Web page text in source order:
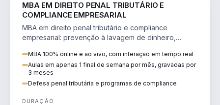
MBA EM DIREITO PENAL TRIBUTÁRIO E
COMPLIANCE EMPRESARIAL
MBA em direito penal tributário e compliance
empresarial: prevenção à lavagem de dinheiro,
MBA 100% online e ao vivo, com interação em tempo real
Aulas em apenas 1 final de semana por mês, gravadas por
3 meses
Defesa penal tributária e programas de compliance
DURAÇÃO